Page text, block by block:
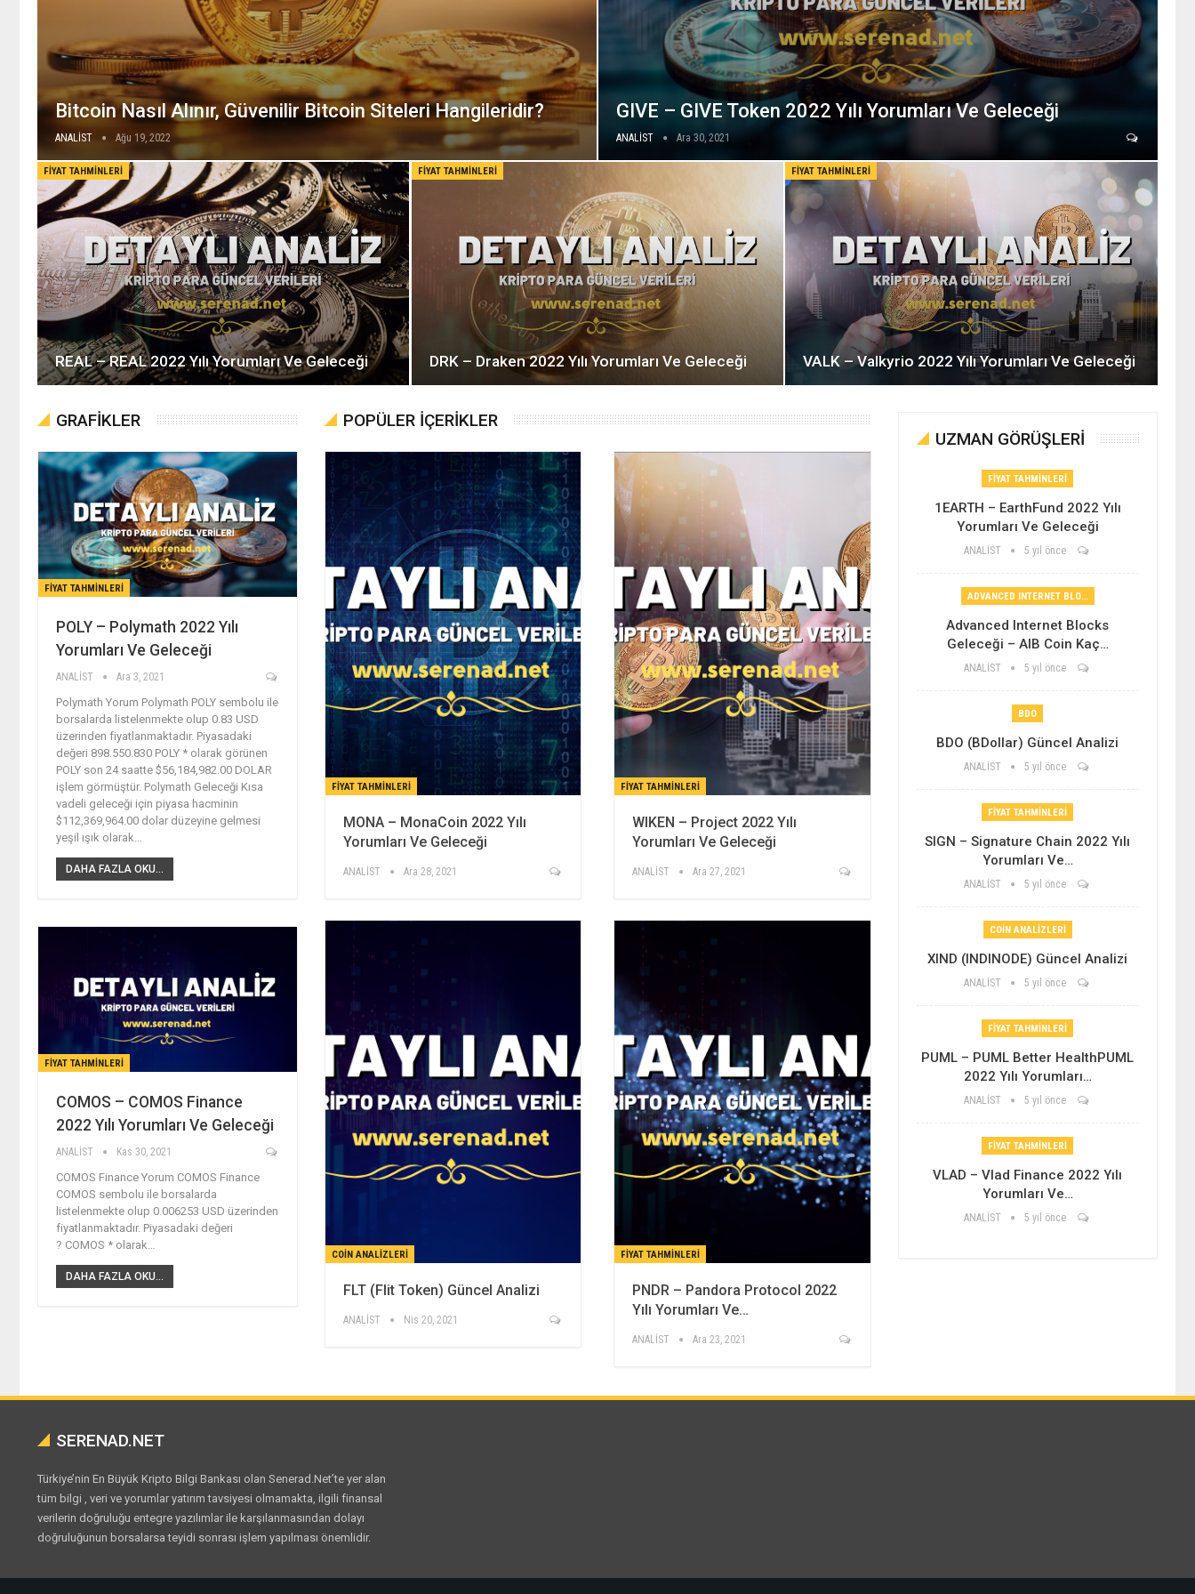
Bitcoin Nasıl Alınır, Güvenilir Bitcoin Siteleri Hangileridir?
ANALİST Ağu 19, 2022
GIVE – GIVE Token 2022 Yılı Yorumları Ve Geleceği
ANALİST Ara 30, 2021
FIYAT TAHMINLERI
REAL – REAL 2022 Yılı Yorumları Ve Geleceği
FIYAT TAHMINLERI
DRK – Draken 2022 Yılı Yorumları Ve Geleceği
FIYAT TAHMINLERI
VALK – Valkyrio 2022 Yılı Yorumları Ve Geleceği
GRAFİKLER
FIYAT TAHMINLERI
POLY – Polymath 2022 Yılı
Yorumları Ve Geleceği
ANALİST Ara 3, 2021
Polymath Yorum Polymath POLY sembolu ile
borsalarda listelenmekte olup 0.83 USD
üzerinden fiyatlanmaktadır. Piyasadaki
değeri 898.550.830 POLY * olarak görünen
POLY son 24 saatte $56,184,982.00 DOLAR
işlem görmüştür. Polymath Geleceği Kısa
vadeli geleceği için piyasa hacminin
$112,369,964.00 dolar düzeyine gelmesi
yeşil ışık olarak…
DAHA FAZLA OKU...
FIYAT TAHMINLERI
COMOS – COMOS Finance
2022 Yılı Yorumları Ve Geleceği
ANALİST Kas 30, 2021
COMOS Finance Yorum COMOS Finance
COMOS sembolu ile borsalarda
listelenmekte olup 0.006253 USD üzerinden
fiyatlanmaktadır. Piyasadaki değeri
? COMOS * olarak…
DAHA FAZLA OKU...
POPÜLER İÇERİKLER
FIYAT TAHMINLERI
MONA – MonaCoin 2022 Yılı
Yorumları Ve Geleceği
ANALİST Ara 28, 2021
FIYAT TAHMINLERI
WIKEN – Project 2022 Yılı
Yorumları Ve Geleceği
ANALİST Ara 27, 2021
COIN ANALIZLERI
FLT (Flit Token) Güncel Analizi
ANALİST Nis 20, 2021
FIYAT TAHMINLERI
PNDR – Pandora Protocol 2022
Yılı Yorumları Ve…
ANALİST Ara 23, 2021
UZMAN GÖRÜŞLERİ
FIYAT TAHMINLERI
1EARTH – EarthFund 2022 Yılı
Yorumları Ve Geleceği
ANALİST 5 yıl önce
ADVANCED INTERNET BLOCKS
Advanced Internet Blocks
Geleceği – AIB Coin Kaç…
ANALİST 5 yıl önce
BDO
BDO (bDollar) Güncel Analizi
ANALİST 5 yıl önce
FIYAT TAHMINLERI
SIGN – Signature Chain 2022 Yılı
Yorumları Ve…
ANALİST 5 yıl önce
COIN ANALIZLERI
XIND (INDINODE) Güncel Analizi
ANALİST 5 yıl önce
FIYAT TAHMINLERI
PUML – PUML Better HealthPUML
2022 Yılı Yorumları…
ANALİST 5 yıl önce
FIYAT TAHMINLERI
VLAD – Vlad Finance 2022 Yılı
Yorumları Ve…
ANALİST 5 yıl önce
SERENAD.NET
Türkiye’nin En Büyük Kripto Bilgi Bankası olan Senerad.Net’te yer alan
tüm bilgi , veri ve yorumlar yatırım tavsiyesi olmamakta, ilgili finansal
verilerin doğruluğu entegre yazılımlar ile karşılanmasından dolayı
doğruluğunun borsalarsa teyidi sonrası işlem yapılması önemlidir.